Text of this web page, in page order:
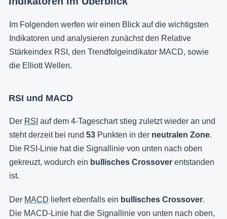
Im Folgenden werfen wir einen Blick auf die wichtigsten
Indikatoren und analysieren zunächst den Relative
Stärkeindex RSI, den Trendfolgeindikator MACD, sowie
die Elliott Wellen.
RSI und MACD
Der RSI auf dem 4-Tageschart stieg zuletzt wieder an und
steht derzeit bei rund 53 Punkten in der neutralen Zone.
Die RSI-Linie hat die Signallinie von unten nach oben
gekreuzt, wodurch ein bullisches Crossover entstanden
ist.
Der MACD liefert ebenfalls ein bullisches Crossover.
Die MACD-Linie hat die Signallinie von unten nach oben,